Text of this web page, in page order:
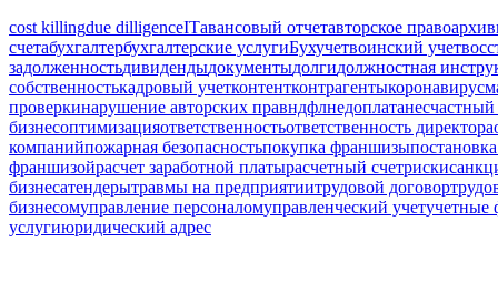
cost killingdue dilligenceITавансовый отчетавторское право
счетабухгалтербухгалтерские услугиБухучетвоинский учет
задолженностьдивидендыдокументыдолгидолжностная
собственностькадровый учетконтентконтрагентыкоронавирус
проверкинарушение авторских правндфлнедоплатанесчастный
бизнесоптимизацияответственностьответственность директора
компанийпожарная безопасностьпокупка франшизы
франшизойрасчет заработной платырасчетный счетриски
бизнесатендерытравмы на предприятиитрудовой договор
бизнесомуправление персоналомуправленческий учетучетные
услугиюридический адрес